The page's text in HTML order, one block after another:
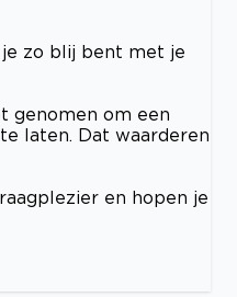
zo blij bent met je
genomen om een
laten. Dat waarderen
en hopen je